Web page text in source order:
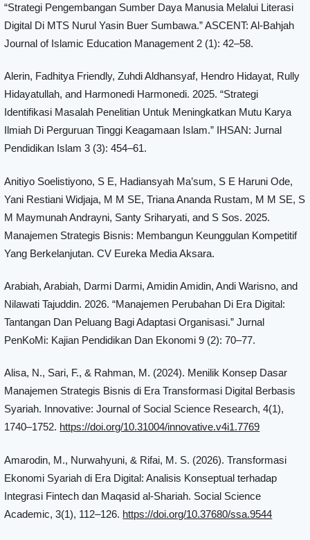
“Strategi Pengembangan Sumber Daya Manusia Melalui Literasi
Digital Di MTS Nurul Yasin Buer Sumbawa.” ASCENT: Al-Bahjah
Journal of Islamic Education Management 2 (1): 42–58.
Alerin, Fadhitya Friendly, Zuhdi Aldhansyaf, Hendro Hidayat, Rully
Hidayatullah, and Harmonedi Harmonedi. 2025. “Strategi
Identifikasi Masalah Penelitian Untuk Meningkatkan Mutu Karya
Ilmiah Di Perguruan Tinggi Keagamaan Islam.” IHSAN: Jurnal
Pendidikan Islam 3 (3): 454–61.
Anitiyo Soelistiyono, S E, Hadiansyah Ma’sum, S E Haruni Ode,
Yani Restiani Widjaja, M M SE, Triana Ananda Rustam, M M SE, S
M Maymunah Andrayni, Santy Sriharyati, and S Sos. 2025.
Manajemen Strategis Bisnis: Membangun Keunggulan Kompetitif
Yang Berkelanjutan. CV Eureka Media Aksara.
Arabiah, Arabiah, Darmi Darmi, Amidin Amidin, Andi Warisno, and
Nilawati Tajuddin. 2026. “Manajemen Perubahan Di Era Digital:
Tantangan Dan Peluang Bagi Adaptasi Organisasi.” Jurnal
PenKoMi: Kajian Pendidikan Dan Ekonomi 9 (2): 70–77.
Alisa, N., Sari, F., & Rahman, M. (2024). Menilik Konsep Dasar
Manajemen Strategis Bisnis di Era Transformasi Digital Berbasis
Syariah. Innovative: Journal of Social Science Research, 4(1),
1740–1752. https://doi.org/10.31004/innovative.v4i1.7769
Amarodin, M., Nurwahyuni, & Rifai, M. S. (2026). Transformasi
Ekonomi Syariah di Era Digital: Analisis Konseptual terhadap
Integrasi Fintech dan Maqasid al-Shariah. Social Science
Academic, 3(1), 112–126. https://doi.org/10.37680/ssa.9544